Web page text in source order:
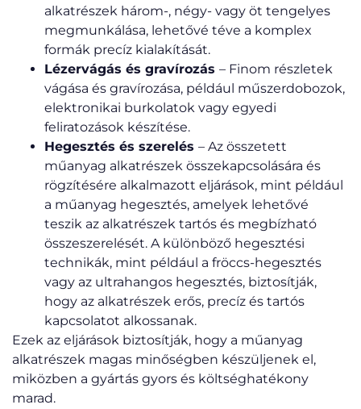
alkatrészek három-, négy- vagy öt tengelyes
megmunkálása, lehetővé téve a komplex
formák precíz kialakítását.
Lézervágás és gravírozás – Finom részletek
vágása és gravírozása, például műszerdobozok,
elektronikai burkolatok vagy egyedi
feliratozások készítése.
Hegesztés és szerelés – Az összetett
műanyag alkatrészek összekapcsolására és
rögzítésére alkalmazott eljárások, mint például
a műanyag hegesztés, amelyek lehetővé
teszik az alkatrészek tartós és megbízható
összeszerelését. A különböző hegesztési
technikák, mint például a fröccs-hegesztés
vagy az ultrahangos hegesztés, biztosítják,
hogy az alkatrészek erős, precíz és tartós
kapcsolatot alkossanak.
Ezek az eljárások biztosítják, hogy a műanyag
alkatrészek magas minőségben készüljenek el,
miközben a gyártás gyors és költséghatékony
marad.